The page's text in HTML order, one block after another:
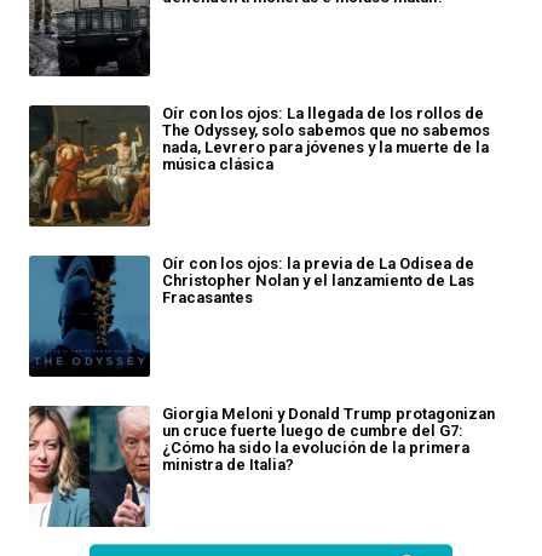
Oír con los ojos: La llegada de los rollos de
The Odyssey, solo sabemos que no sabemos
nada, Levrero para jóvenes y la muerte de la
música clásica
Oír con los ojos: la previa de La Odisea de
Christopher Nolan y el lanzamiento de Las
Fracasantes
Giorgia Meloni y Donald Trump protagonizan
un cruce fuerte luego de cumbre del G7:
¿Cómo ha sido la evolución de la primera
ministra de Italia?